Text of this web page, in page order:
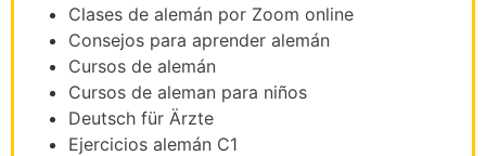
Clases de alemán por Zoom online
Consejos para aprender alemán
Cursos de alemán
Cursos de aleman para niños
Deutsch für Ärzte
Ejercicios alemán C1